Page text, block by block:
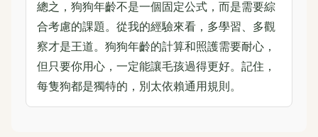
總之，狗狗年齡不是一個固定公式，而是需要綜
合考慮的課題。從我的經驗來看，多學習、多觀
察才是王道。狗狗年齡的計算和照護需要耐心，
但只要你用心，一定能讓毛孩過得更好。記住，
每隻狗都是獨特的，別太依賴通用規則。